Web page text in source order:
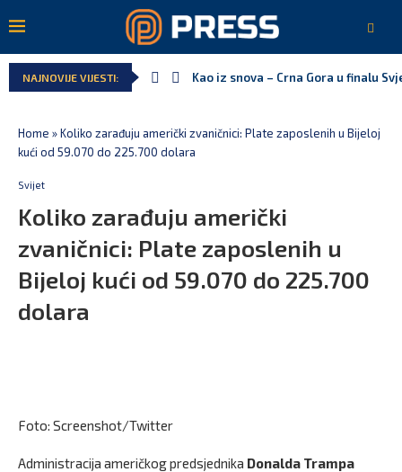
NAJNOVIJE VIJESTI:
Pejak: Hoće li Milan Knežević i
Home »Koliko zarađuju američki zvaničnici: Plate zaposlenih u Bijeloj
kući od 59.070 do 225.700 dolara
Svijet
Koliko zarađuju američki
zvaničnici: Plate zaposlenih u
Bijeloj kući od 59.070 do 225.700
dolara
Foto: Screenshot/Twitter
Administracija američkog predsjednika Donalda Trampa